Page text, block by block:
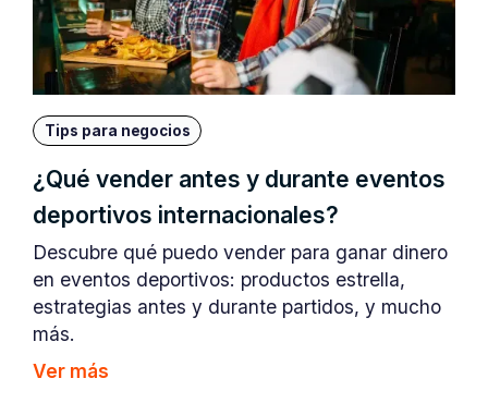
Tips para negocios
¿Qué vender antes y durante eventos
deportivos internacionales?
Descubre qué puedo vender para ganar dinero
en eventos deportivos: productos estrella,
estrategias antes y durante partidos, y mucho
más.
Ver más